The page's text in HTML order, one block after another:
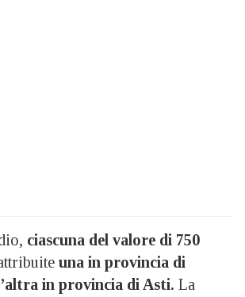
ciascuna del valore di 750
una in provincia di
in provincia di Asti. La